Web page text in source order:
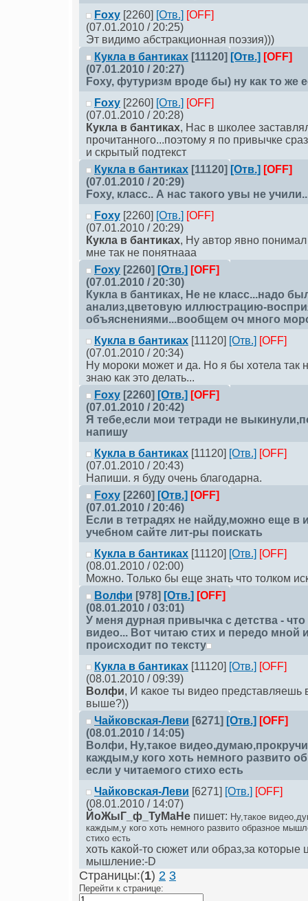
Foxy [2260] [Отв.] [OFF]
(07.01.2010 / 20:25)
Эт видимо абстракционная поэзия)))
Кукла в бантиках [11120] [Отв.] [OFF]
(07.01.2010 / 20:27)
Foxy, футуризм вроде бы) ну как то же
Foxy [2260] [Отв.] [OFF]
(07.01.2010 / 20:28)
Кукла в бантиках, Нас в школее
прочитанного...поэтому я по привычке
и скрытый подтекст
Кукла в бантиках [11120] [Отв.] [OFF]
(07.01.2010 / 20:29)
Foxy, класс.. А нас такого увы не
Foxy [2260] [Отв.] [OFF]
(07.01.2010 / 20:29)
Кукла в бантиках, Ну автор явно
мне так не понятнааа
Foxy [2260] [Отв.] [OFF]
(07.01.2010 / 20:30)
Кукла в бантиках, Не не класс...надо
анализ,цветовую иллюстрацию-
объяснениями...вообщем оч много
Кукла в бантиках [11120] [Отв.] [OFF]
(07.01.2010 / 20:34)
Ну мороки может и да. Но я бы хотела так
знаю как это делать...
Foxy [2260] [Отв.] [OFF]
(07.01.2010 / 20:42)
Я тебе,если мои тетради не
напишу
Кукла в бантиках [11120] [Отв.] [OFF]
(07.01.2010 / 20:43)
Напиши. я буду очень благодарна.
Foxy [2260] [Отв.] [OFF]
(07.01.2010 / 20:46)
Если в тетрадях не найду,можно еще в
учебном сайте лит-ры поискать
Кукла в бантиках [11120] [Отв.] [OFF]
(08.01.2010 / 02:00)
Можно. Только бы еще знать что толком
Волфи [978] [Отв.] [OFF]
(08.01.2010 / 03:01)
У меня дурная привычка с детства -
видео... Вот читаю стих и передо мной
происходит по тексту
Кукла в бантиках [11120] [Отв.] [OFF]
(08.01.2010 / 09:39)
Волфи, И какое ты видео представляешь
выше?))
Чайковская-Леви [6271] [Отв.] [OFF]
(08.01.2010 / 14:05)
Волфи, Ну,такое
каждым,у кого хоть немного развито
если у читаемого стихо есть
Чайковская-Леви [6271] [Отв.] [OFF]
(08.01.2010 / 14:07)
ЙоЖыГ_ф_ТуМаНе пишет: Ну,такое
каждым,у кого хоть немного развито образное
стихо есть
хоть какой-то сюжет или образ,за которые
мышление:-D
Страницы:(1) 2 3
Перейти к странице: